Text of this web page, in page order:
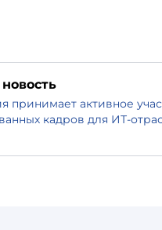
принимает активное
кадров для ИТ-